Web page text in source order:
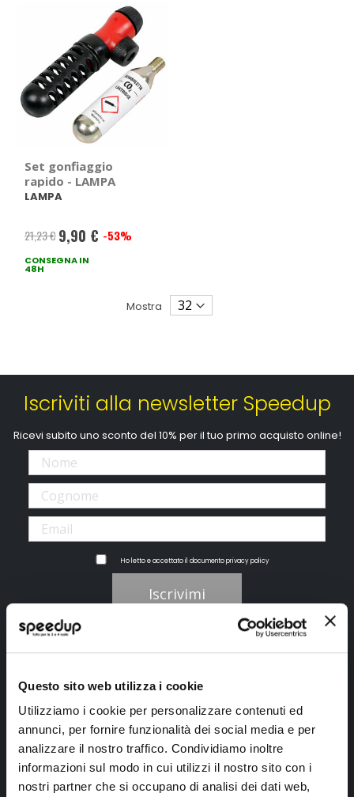
Questo sito web utilizza i cookie
Utilizziamo i cookie per personalizzare contenuti ed
annunci, per fornire funzionalità dei social media e per
analizzare il nostro traffico. Condividiamo inoltre
informazioni sul modo in cui utilizzi il nostro sito con i
nostri partner che si occupano di analisi dei dati web,
Set gonfiaggio
rapido - LAMPA
LAMPA
21,23 € Prezzo
speciale
9,90 € -53%
CONSEGNA IN
48H
Mostra
Iscriviti alla newsletter Speedup
Ricevi subito uno sconto del 10% per il tuo primo acquisto online!
Ho letto e accettato il documentoprivacy policy
Iscrivimi
Segui SPEEDUP.IT